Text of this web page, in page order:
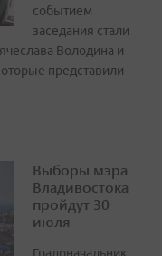
событием
заседания стали
Володина и
представили
Выборы мэра
Владивостока
пройдут 30
июля